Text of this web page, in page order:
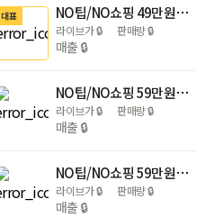
대표 NO팁/NO쇼핑 49만원대~|사이판 FLEX PIC 골드패스 4/5일 (북부관광+마나가하섬+파라솔세트+사이판플렉스)
라이브가🔒 판매량🔒
매출 🔒
NO팁/NO쇼핑 59만원대~|사이판 FLEX 켄싱턴 ALL카드 4/5일 (북부관광+마나가하섬+파라솔세트+사이판플렉스)
라이브가🔒 판매량🔒
매출 🔒
NO팁/NO쇼핑 59만원대~|사이판 코럴오션 4/5일 자유여행+조식포함+별빛투어+하나버킷
라이브가🔒 판매량🔒
매출 🔒